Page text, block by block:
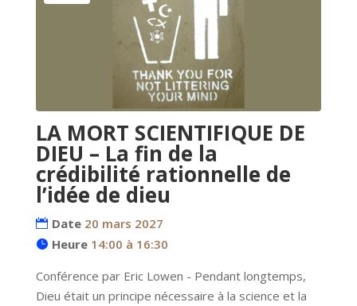
LA MORT SCIENTIFIQUE DE
DIEU – La fin de la
crédibilité rationnelle de
l’idée de dieu
Date 20 mars 2027
Heure 14:00 à 16:30
Conférence par Eric Lowen - Pendant longtemps,
Dieu était un principe nécessaire à la science et la